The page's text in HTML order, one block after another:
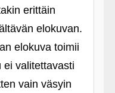
erittäin
elokuvan.
elokuva toimii
ei valitettavasti
vain väsyin